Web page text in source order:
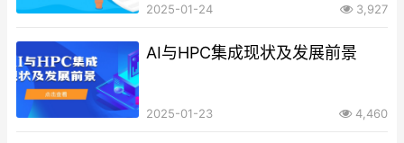
2025-01-24 3,927
AI与HPC集成现状及发展前景
2025-01-23 4,460